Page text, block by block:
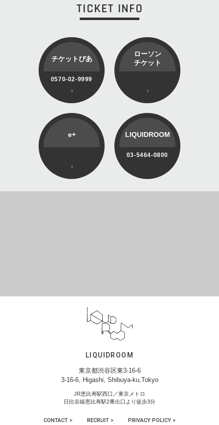
TICKET INFO
チケットぴあ
0570-02-9999
ローソン
チケット
e+ LIQUIDROOM
03-5464-0800
LIQUIDROOM
東京都渋谷区東3-16-6
3-16-6, Higashi, Shibuya-ku,Tokyo
JR恵比寿駅西口／東京メトロ
日比谷線恵比寿駅2番出口より徒歩3分
CONTACT > RECRUIT > PRIVACY POLICY >